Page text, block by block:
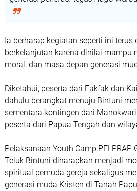
Ia berharap kegiatan seperti ini terus
berkelanjutan karena dinilai mampu
moral, dan masa depan generasi
Diketahui, peserta dari Fakfak dan
dahulu berangkat menuju Bintuni
sementara kontingen dari
peserta dari Papua Tengah dan
Pelaksanaan Youth Camp PELPRAP
Teluk Bintuni diharapkan menjadi
spiritual pemuda gereja sekaligus
generasi muda Kristen di Tanah